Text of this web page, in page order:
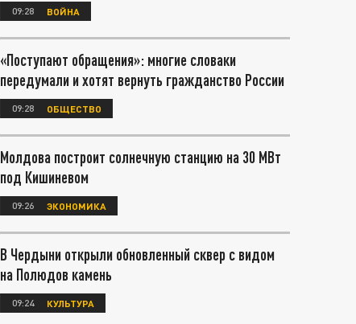
09:28 ВОЙНА
«Поступают обращения»: многие словаки
передумали и хотят вернуть гражданство России
09:28 ОБЩЕСТВО
Молдова построит солнечную станцию на 30 МВт
под Кишиневом
09:26 ЭКОНОМИКА
В Чердыни открыли обновленный сквер с видом
на Полюдов камень
09:24 КУЛЬТУРА